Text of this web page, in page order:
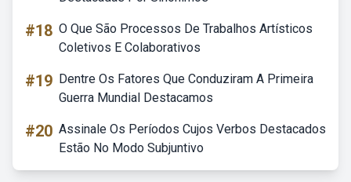
#18 O Que São Processos De Trabalhos Artísticos
Coletivos E Colaborativos
#19 Dentre Os Fatores Que Conduziram A Primeira
Guerra Mundial Destacamos
#20 Assinale Os Períodos Cujos Verbos Destacados
Estão No Modo Subjuntivo